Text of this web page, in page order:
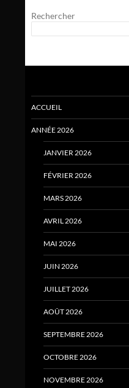
Rechercher
ACCUEIL
ANNÉE 2026
JANVIER 2026
FÉVRIER 2026
MARS 2026
AVRIL 2026
MAI 2026
JUIN 2026
JUILLET 2026
AOÛT 2026
SEPTEMBRE 2026
OCTOBRE 2026
NOVEMBRE 2026